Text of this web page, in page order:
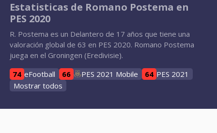
Estatisticas de Romano Postema en
PES 2020
R. Postema es un Delantero de 17 años que tiene una
valoración global de 63 en PES 2020. Romano Postema
juega en el Groningen (Eredivisie).
74 eFootball 66 PES 2021 Mobile 64 PES 2021
Mostrar todos